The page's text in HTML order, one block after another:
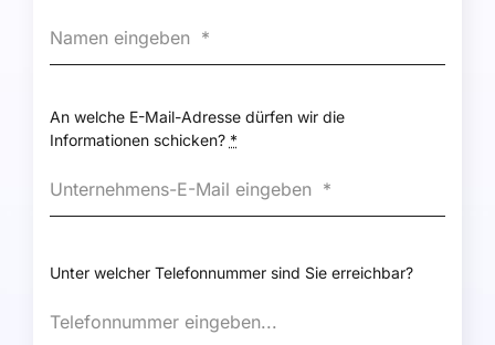
An welche E-Mail-Adresse dürfen wir die
Informationen schicken? *
Unter welcher Telefonnummer sind Sie erreichbar?